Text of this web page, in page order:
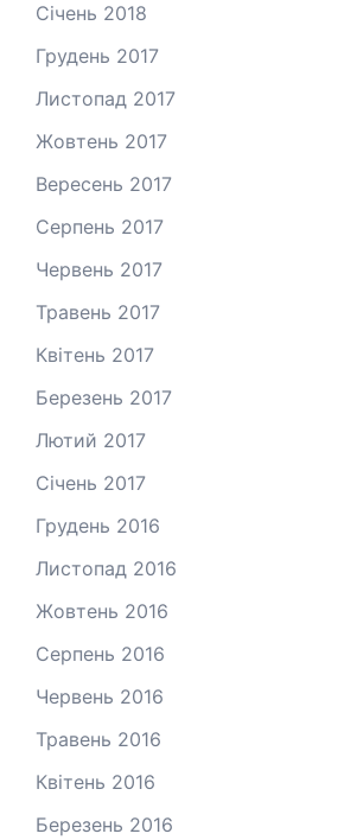
Січень 2018
Грудень 2017
Листопад 2017
Жовтень 2017
Вересень 2017
Серпень 2017
Червень 2017
Травень 2017
Квітень 2017
Березень 2017
Лютий 2017
Січень 2017
Грудень 2016
Листопад 2016
Жовтень 2016
Серпень 2016
Червень 2016
Травень 2016
Квітень 2016
Березень 2016